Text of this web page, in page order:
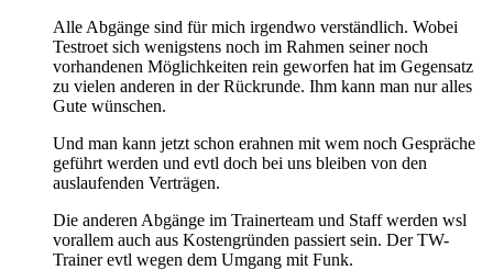
Alle Abgänge sind für mich irgendwo verständlich. Wobei
Testroet sich wenigstens noch im Rahmen seiner noch
vorhandenen Möglichkeiten rein geworfen hat im Gegensatz
zu vielen anderen in der Rückrunde. Ihm kann man nur alles
Gute wünschen.
Und man kann jetzt schon erahnen mit wem noch Gespräche
geführt werden und evtl doch bei uns bleiben von den
auslaufenden Verträgen.
Die anderen Abgänge im Trainerteam und Staff werden wsl
vorallem auch aus Kostengründen passiert sein. Der TW-
Trainer evtl wegen dem Umgang mit Funk.